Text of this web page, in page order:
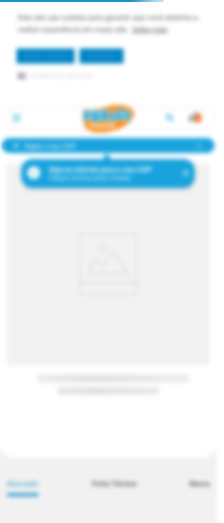
Este site usa cookies para garantir que você obtenha a
melhor experiência em nosso site.
Saiba mais
Digite o seu CEP
Veja as ofertas para o seu CEP
Descrição Ficha Técnica Marca